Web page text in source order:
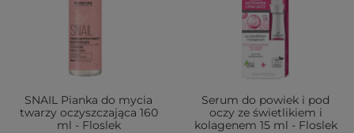
SNAIL Pianka do mycia
twarzy oczyszczająca 160
ml - Floslek
Serum do powiek i pod
oczy ze świetlikiem i
kolagenem 15 ml - Floslek